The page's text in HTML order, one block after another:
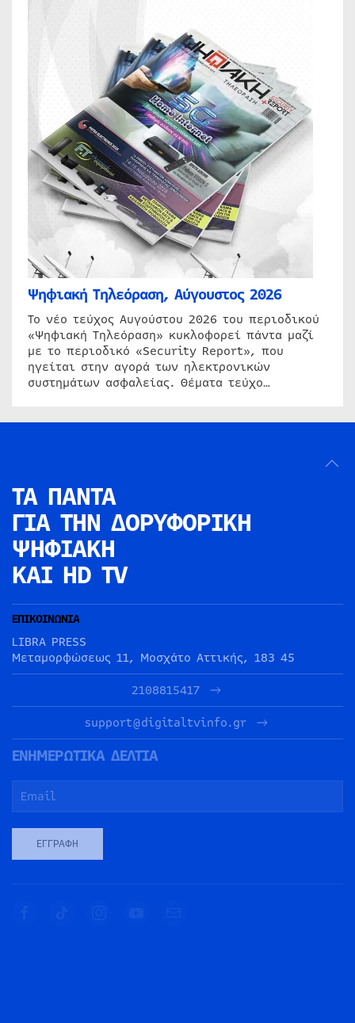
Ψηφιακή Τηλεόραση, Αύγουστος 2026
Το νέο τεύχος Αυγούστου 2026 του περιοδικού
«Ψηφιακή Τηλεόραση» κυκλοφορεί πάντα μαζί
με το περιοδικό «Security Report», που
ηγείται στην αγορά των ηλεκτρονικών
συστημάτων ασφαλείας. Θέματα τεύχο…
ΤΑ ΠΑΝΤΑ
ΓΙΑ ΤΗΝ ΔΟΡΥΦΟΡΙΚΗ
ΨΗΦΙΑΚΗ
ΚΑΙ HD TV
ΕΠΙΚΟΙΝΩΝΙΑ
LIBRA PRESS
Μεταμορφώσεως 11, Μοσχάτο Αττικής, 183 45
2108815417
support@digitaltvinfo.gr
ΕΝΗΜΕΡΩΤΙΚΑ ΔΕΛΤΙΑ
ΕΓΓΡΑΦΉ